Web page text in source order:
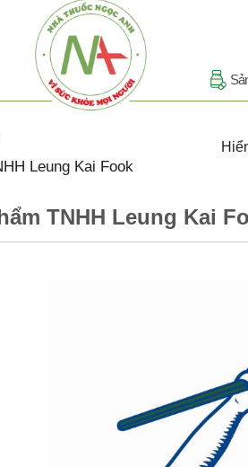
Leung Kai Fook
TNHH Leung Kai